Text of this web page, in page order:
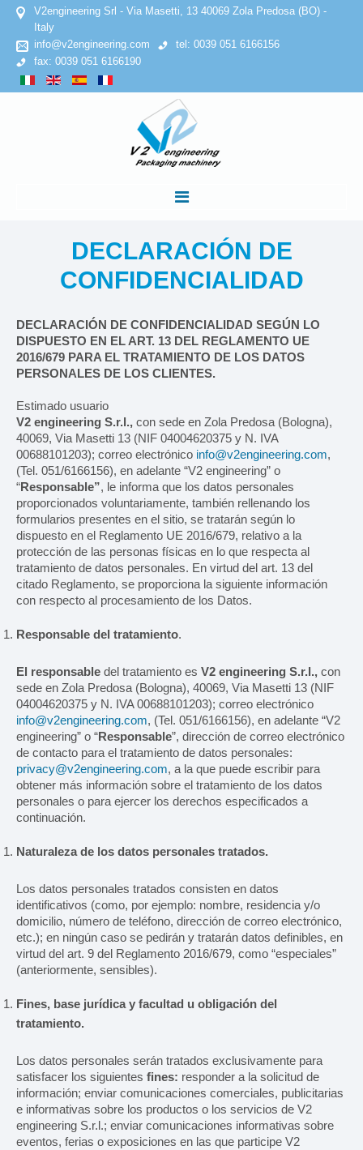
V2engineering Srl - Via Masetti, 13 40069 Zola Predosa (BO) -
Italy
info@v2engineering.com
tel: 0039 051 6166156
fax: 0039 051 6166190
EMPRESA
Declaracion de confidencialidad
Politica de cookies
MÁQUINAS
Búsqueda por máquina
Búsqueda por tipo de producto
Estuchadoras horizontales
Estuchadoras verticales
Formadoras / Cerradoras
Tray packer
Encelofanadoras
Enfajadoras
LÍNEAS DE EMBALAJE
Repuestos
Documentación
Farmacéutico
Alimentario
Cosmético
Químico
DECLARACIÓN DE
CONFIDENCIALIDAD
DECLARACIÓN DE CONFIDENCIALIDAD SEGÚN LO
DISPUESTO EN EL ART. 13 DEL REGLAMENTO UE
2016/679 PARA EL TRATAMIENTO DE LOS DATOS
PERSONALES DE LOS CLIENTES.
Estimado usuario
V2 engineering S.r.l., con sede en Zola Predosa (Bologna),
40069, Via Masetti 13 (NIF 04004620375 y N. IVA
00688101203); correo electrónico info@v2engineering.com,
(Tel. 051/6166156), en adelante “V2 engineering” o
“Responsable”, le informa que los datos personales
proporcionados voluntariamente, también rellenando los
formularios presentes en el sitio, se tratarán según lo
dispuesto en el Reglamento UE 2016/679, relativo a la
protección de las personas físicas en lo que respecta al
tratamiento de datos personales. En virtud del art. 13 del
citado Reglamento, se proporciona la siguiente información
con respecto al procesamiento de los Datos.
Responsable del tratamiento.
El responsable del tratamiento es V2 engineering S.r.l., con
sede en Zola Predosa (Bologna), 40069, Via Masetti 13 (NIF
04004620375 y N. IVA 00688101203); correo electrónico
info@v2engineering.com, (Tel. 051/6166156), en adelante “V2
engineering” o “Responsable”, dirección de correo electrónico
de contacto para el tratamiento de datos personales:
privacy@v2engineering.com, a la que puede escribir para
obtener más información sobre el tratamiento de los datos
personales o para ejercer los derechos especificados a
continuación.
Naturaleza de los datos personales tratados.
Los datos personales tratados consisten en datos
identificativos (como, por ejemplo: nombre, residencia y/o
domicilio, número de teléfono, dirección de correo electrónico,
etc.); en ningún caso se pedirán y tratarán datos definibles, en
virtud del art. 9 del Reglamento 2016/679, como “especiales”
(anteriormente, sensibles).
Fines, base jurídica y facultad u obligación del
tratamiento.
Los datos personales serán tratados exclusivamente para
satisfacer los siguientes fines: responder a la solicitud de
información; enviar comunicaciones comerciales, publicitarias
e informativas sobre los productos o los servicios de V2
engineering S.r.l.; enviar comunicaciones informativas sobre
eventos, ferias o exposiciones en las que participe V2